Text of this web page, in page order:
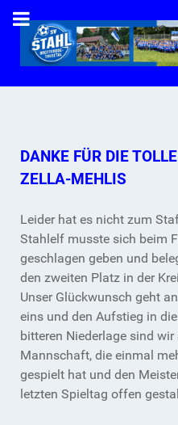
DANKE FÜR DIE
ZELLA-MEHLIS
Leider hat es nicht zum
Stahlelf musste sich beim
geschlagen geben und
den zweiten Platz in der
Unser Glückwunsch geht
eins und den Aufstieg in
bitteren Niederlage sind
Mannschaft, die einmal
gespielt hat und den
letzten Spieltag offen